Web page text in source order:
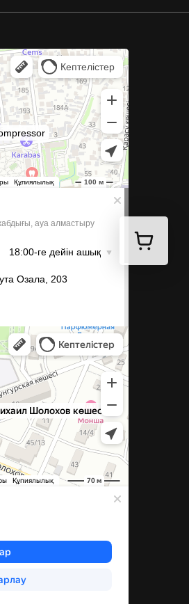
в Алматы